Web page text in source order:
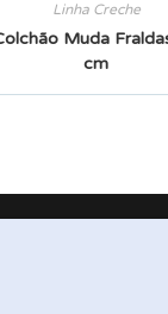
Linha Creche
Muda
cm